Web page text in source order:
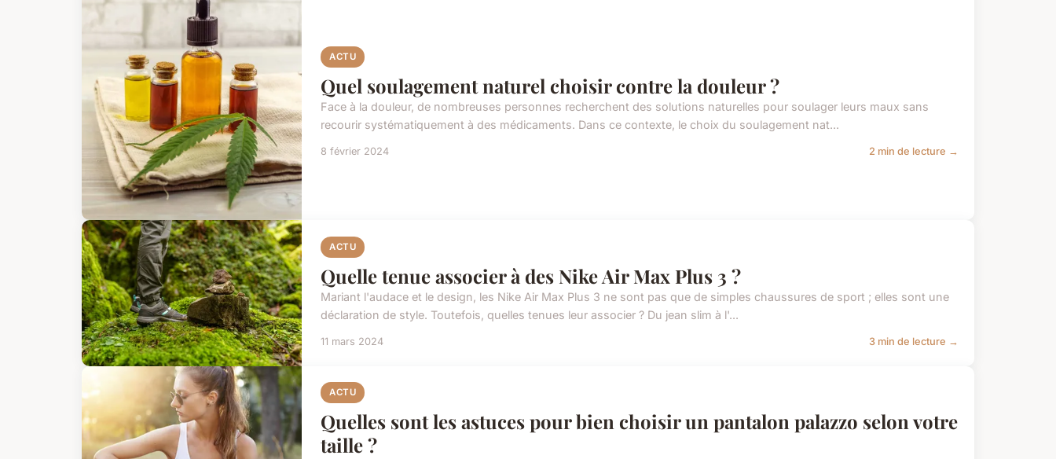
ACTU
Quel soulagement naturel choisir contre la douleur ?
Face à la douleur, de nombreuses personnes recherchent des solutions naturelles pour soulager leurs maux sans
recourir systématiquement à des médicaments. Dans ce contexte, le choix du soulagement nat...
8 février 2024 2 min de lecture →
ACTU
Quelle tenue associer à des Nike Air Max Plus 3 ?
Mariant l'audace et le design, les Nike Air Max Plus 3 ne sont pas que de simples chaussures de sport ; elles sont une
déclaration de style. Toutefois, quelles tenues leur associer ? Du jean slim à l'...
11 mars 2024 3 min de lecture →
ACTU
Quelles sont les astuces pour bien choisir un pantalon palazzo selon votre
taille ?